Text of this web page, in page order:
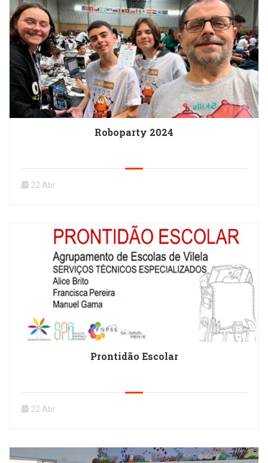
Roboparty 2024
22 Abr
Prontidão Escolar
22 Abr